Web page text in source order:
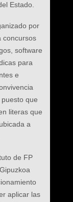
Estado.
por
concursos
software
para
e
que
literas que
a
de FP
aplicar las